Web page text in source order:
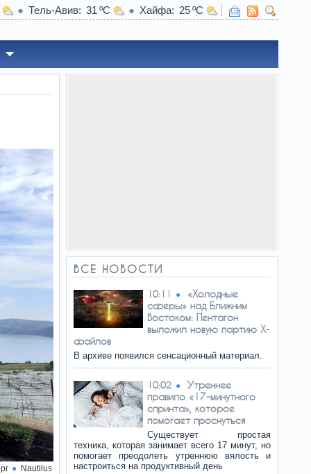
Тель-Авив 31 Хайфа
25
Nautilus
ВСЕ НОВОСТИ
10:11
«Холодные
сферы» над Ближним
Востоком: Пентагон
выложил новую партию Х-
файлов
В архиве появился сенсационный материал.
10:02
Утреннее
правило «17-минутного
спринта», которое
помогает проснуться
Существует простая
техника, которая занимает всего 17 минут, но
помогает преодолеть утреннюю вялость и
настроиться на продуктивный день